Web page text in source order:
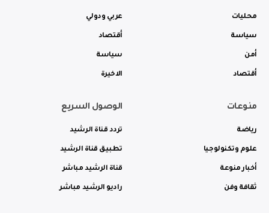
محليات
سياسة
أمن
أقتصاد
عربي ودولي
أقتصاد
سياسة
الاخيرة
منوعات
رياضة
علوم وتكنولوجيا
أخبار منوعة
ثقافة وفن
الوصول السريع
تردد قناة الرشيد
تطبيق قناة الرشيد
قناة الرشيد مباشر
راديو الرشيد مباشر